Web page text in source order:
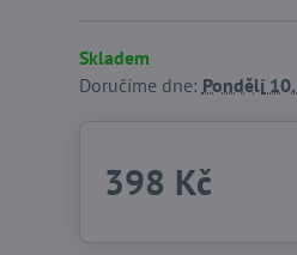
Skladem
Doručíme dne: Pondělí10.
398 Kč